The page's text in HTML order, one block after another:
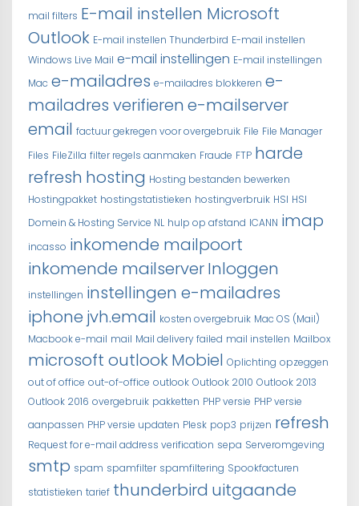
mail filters E-mail instellen Microsoft
Outlook E-mail instellen Thunderbird E-mail instellen
Windows Live Mail e-mail instellingen E-mail instellingen
Mac e-mailadres e-mailadres blokkeren e-
mailadres verifieren e-mailserver
email factuur gekregen voor overgebruik File File Manager
Files FileZilla filter regels aanmaken Fraude FTP harde
refresh hosting Hosting bestanden bewerken
Hostingpakket hostingstatistieken hostingverbruik HSI HSI
Domein & Hosting Service NL hulp op afstand ICANN imap
incasso inkomende mailpoort
inkomende mailserverInloggen
instellingen instellingen e-mailadres
iphone jvh.email kosten overgebruik Mac OS (Mail)
Macbook e-mail mail Mail delivery failed mail instellen Mailbox
microsoft outlookMobiel Oplichting opzeggen
out of office out-of-office outlook Outlook 2010 Outlook 2013
Outlook 2016 overgebruik pakketten PHP versie PHP versie
aanpassen PHP versie updaten Plesk pop3 prijzen refresh
Request for e-mail address verification sepa Serveromgeving
smtp spam spamfilter spamfiltering Spookfacturen
statistieken tarief thunderbird uitgaande